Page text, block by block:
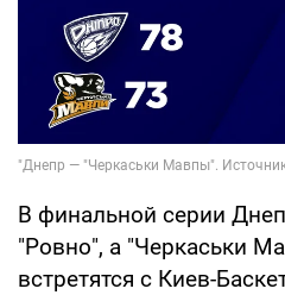
В финальной серии
"Ровно", а "Черкаськи
встретятся с Киев-